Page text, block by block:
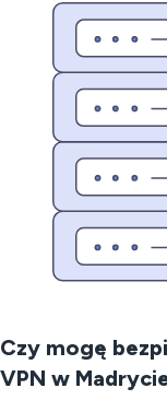
Czy mogę
VPN w